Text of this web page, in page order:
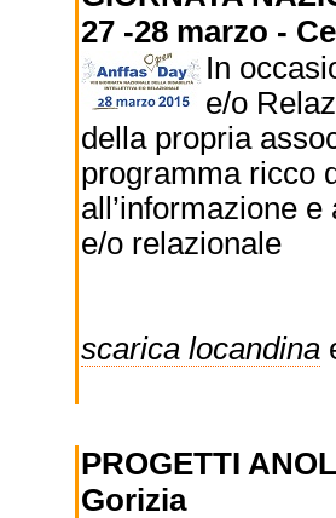
27 -28 marzo -
In
e/o
della propria
programma ricco
all’informazione
e/o relazionale
scarica locandina
PROGETTI
Gorizia